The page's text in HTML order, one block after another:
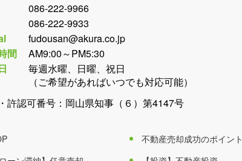
086-222-9966
086-222-9933
fudousan@akura.co.jp
間
AM9:00～PM5:30
毎週水曜、日曜、祝日
（ご希望があればいつでも対応可能）
許認可番号：岡山県知事（６）第4147号
不動産売却成功のポイント